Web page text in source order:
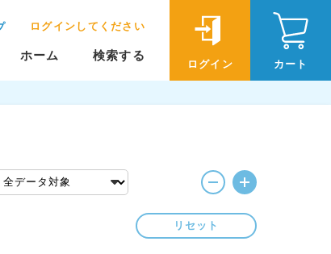
ログインしてください
ホーム 検索する
ログイン カート
リセット